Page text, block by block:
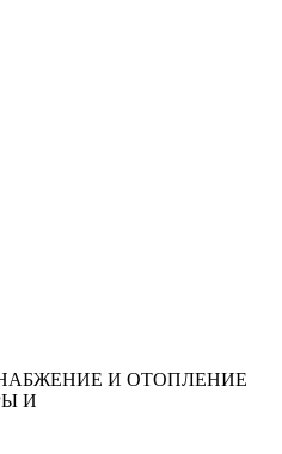
И ОТОПЛЕНИЕ
И